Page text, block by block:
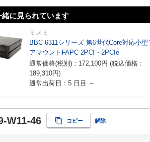
緒に見られています
ミスミ
BBC-6311シリーズ 第6世代Core対応小型
アマウントFAPC 2PCI・2PCIe
通常価格(税別)： 172,100円 (税込価格：
189,310円)
通常出荷日：5 日目 ～
W11-46 コピー 解除